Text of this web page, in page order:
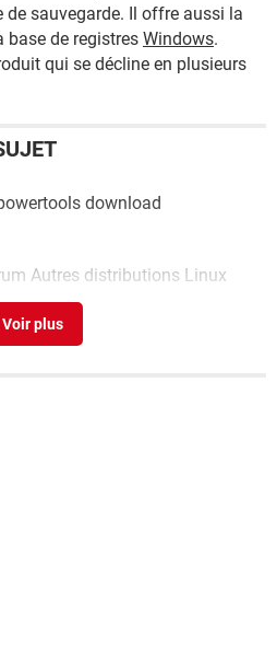
sauvegarde. Il offre aussi la
base de registres Windows.
qui se décline en plusieurs
download
Autres distributions Linux
Forum Logiciels